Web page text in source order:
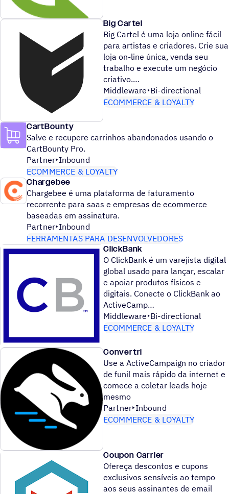
Big Cartel
Big Cartel é uma loja online fácil
para artistas e criadores. Crie sua
loja on-line única, venda seu
trabalho e execute um negócio
criativo.
Middleware Bi-directional
ECOMMERCE & LOYALTY
CartBounty
Salve e recupere carrinhos abandonados usando o
CartBounty Pro.
Partner Inbound
ECOMMERCE & LOYALTY
Chargebee
Chargebee é uma plataforma de faturamento
recorrente para saas e empresas de ecommerce
baseadas em assinatura.
Partner Inbound
FERRAMENTAS PARA DESENVOLVEDORES
ClickBank
O ClickBank é um varejista digital
global usado para lançar, escalar
e apoiar produtos físicos e
digitais. Conecte o ClickBank ao
ActiveCamp
Middleware Bi-directional
ECOMMERCE & LOYALTY
Convertri
Use a ActiveCampaign no criador
de funil mais rápido da internet e
comece a coletar leads hoje
mesmo
Partner Inbound
ECOMMERCE & LOYALTY
Coupon Carrier
Ofereça descontos e cupons
exclusivos sensíveis ao tempo
aos seus assinantes de email